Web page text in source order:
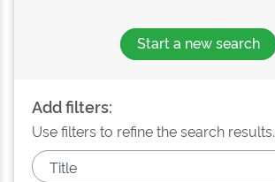
Start a new search
Add filters:
Use filters to refine the search results.